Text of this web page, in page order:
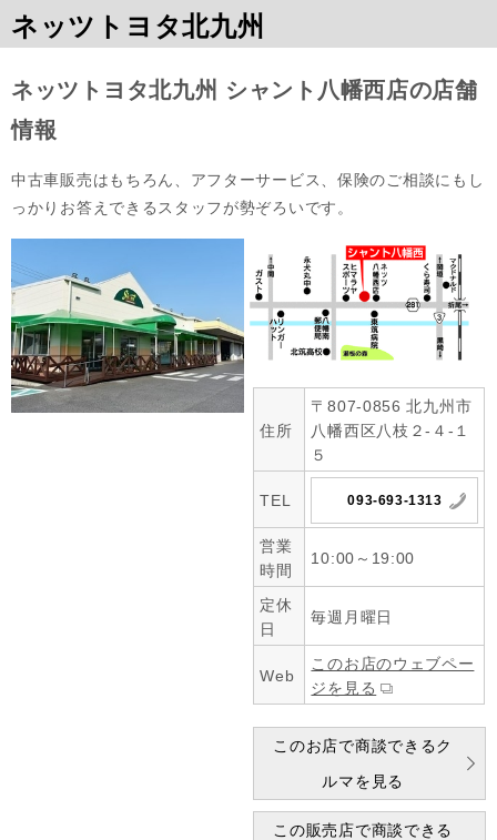
ネッツトヨタ北九州
ネッツトヨタ北九州 シャント八幡西店の店舗
情報
中古車販売はもちろん、アフターサービス、保険のご相談にもし
っかりお答えできるスタッフが勢ぞろいです。
住所
〒807-0856 北九州市
八幡西区八枝２‐４‐１
５
TEL 093-693-1313
営業
時間
10:00～19:00
定休
日
毎週月曜日
Web
このお店のウェブペー
ジを見る
このお店で商談できるク
ルマを見る
この販売店で商談できる